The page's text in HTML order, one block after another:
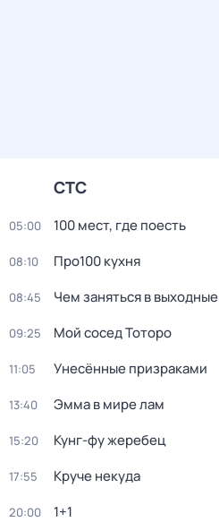
СТС
05:00 100 мест, где поесть
08:10 Про100 кухня
08:45 Чем заняться в выходные
09:25 Мой сосед Тоторо
11:05 Унесённые призраками
13:40 Эмма в мире лам
15:20 Кунг-фу жеребец
17:55 Круче некуда
20:00 1+1